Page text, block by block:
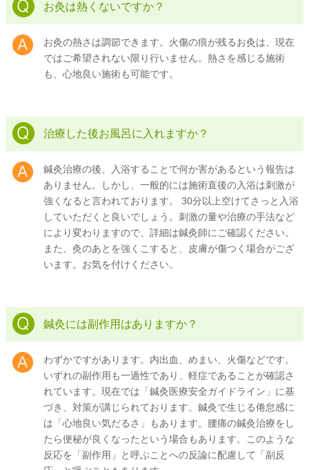
お灸は熱くないですか？
お灸の熱さは調節できます。火傷の痕が残るお灸は、現在
ではご希望されない限り行いません。熱さを感じる施術
も、心地良い施術も可能です。
治療した後お風呂に入れますか？
鍼灸治療の後、入浴することで何か害があるという報告は
ありません。しかし、一般的には施術直後の入浴は刺激が
強くなると言われております。 30分以上空けてさっと入浴
していただくと良いでしょう。刺激の量や治療の手法など
により変わりますので、詳細は鍼灸師にご確認ください。
また、灸のあとを強くこすると、皮膚が傷つく場合がござ
います。お気を付けください。
鍼灸には副作用はありますか？
わずかですがあります。内出血、めまい、火傷などです。
いずれの副作用も一過性であり、軽症であることが確認さ
れています。現在では「鍼灸医療安全ガイドライン」に基
づき、対策が講じられております。鍼灸で生じる倦怠感に
は「心地良い気だるさ」もあります。腰痛の鍼灸治療をし
たら便秘が良くなったという場合もあります。このような
反応を「副作用」と呼ぶことへの反論に配慮して「副反